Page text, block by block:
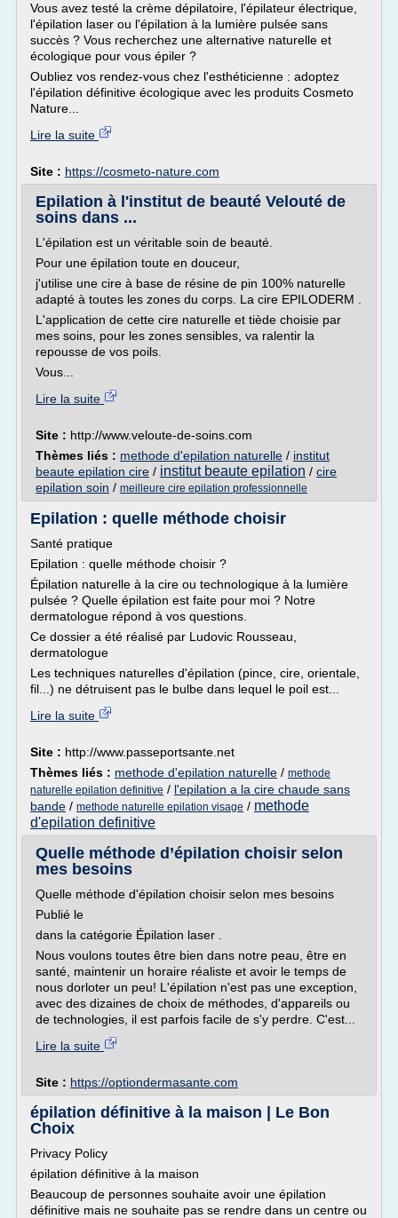
Vous avez testé la crème dépilatoire, l'épilateur électrique,
l'épilation laser ou l'épilation à la lumière pulsée sans
succès ? Vous recherchez une alternative naturelle et
écologique pour vous épiler ?
Oubliez vos rendez-vous chez l'esthéticienne : adoptez
l'épilation définitive écologique avec les produits Cosmeto
Nature...
Lire la suite
Site : https://cosmeto-nature.com
Epilation à l'institut de beauté Velouté de
soins dans ...
L'épilation est un véritable soin de beauté.
Pour une épilation toute en douceur,
j'utilise une cire à base de résine de pin 100% naturelle
adapté à toutes les zones du corps. La cire EPILODERM .
L'application de cette cire naturelle et tiède choisie par
mes soins, pour les zones sensibles, va ralentir la
repousse de vos poils.
Vous...
Lire la suite
Site : http://www.veloute-de-soins.com
Thèmes liés : methode d'epilation naturelle / institut
beaute epilation cire / institut beaute epilation / cire
epilation soin / meilleure cire epilation professionnelle
Epilation : quelle méthode choisir
Santé pratique
Epilation : quelle méthode choisir ?
Épilation naturelle à la cire ou technologique à la lumière
pulsée ? Quelle épilation est faite pour moi ? Notre
dermatologue répond à vos questions.
Ce dossier a été réalisé par Ludovic Rousseau,
dermatologue
Les techniques naturelles d'épilation (pince, cire, orientale,
fil...) ne détruisent pas le bulbe dans lequel le poil est...
Lire la suite
Site : http://www.passeportsante.net
Thèmes liés : methode d'epilation naturelle / methode
naturelle epilation definitive / l'epilation a la cire chaude sans
bande / methode naturelle epilation visage / methode
d'epilation definitive
Quelle méthode d’épilation choisir selon
mes besoins
Quelle méthode d'épilation choisir selon mes besoins
Publié le
dans la catégorie Épilation laser .
Nous voulons toutes être bien dans notre peau, être en
santé, maintenir un horaire réaliste et avoir le temps de
nous dorloter un peu! L'épilation n'est pas une exception,
avec des dizaines de choix de méthodes, d'appareils ou
de technologies, il est parfois facile de s'y perdre. C'est...
Lire la suite
Site : https://optiondermasante.com
épilation définitive à la maison | Le Bon
Choix
Privacy Policy
épilation définitive à la maison
Beaucoup de personnes souhaite avoir une épilation
définitive mais ne souhaite pas se rendre dans un centre ou